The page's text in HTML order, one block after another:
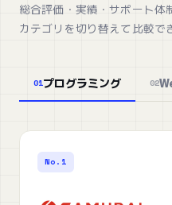
総合評価・実績・サポート体
カテゴリを切り替えて比較で
01プログラミング 02
No.1